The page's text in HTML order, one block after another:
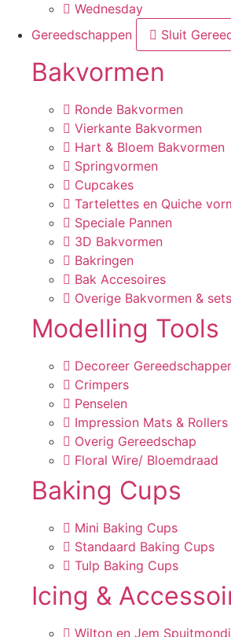
Wednesday
Gereedschappen
Sluit
Bakvormen
Ronde Bakvormen
Vierkante Bakvormen
Hart & Bloem Bakvormen
Springvormen
Cupcakes
Tartelettes en Quiche
Speciale Pannen
3D Bakvormen
Bakringen
Bak Accesoires
Overige Bakvormen & sets
Modelling Tools
Decoreer
Crimpers
Penselen
Impression Mats & Rollers
Overig Gereedschap
Floral Wire/ Bloemdraad
Baking Cups
Mini Baking Cups
Standaard Baking Cups
Tulp Baking Cups
Icing &
Wilton en Jem